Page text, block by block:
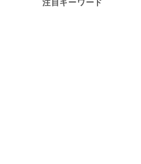
注目キーワード